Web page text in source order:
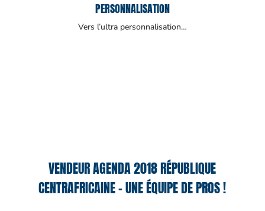
PERSONNALISATION
Vers l’ultra personnalisation…
VENDEUR AGENDA 2018 RÉPUBLIQUE
CENTRAFRICAINE – UNE ÉQUIPE DE PROS !